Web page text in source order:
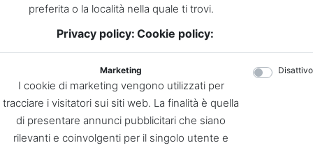
preferita o la località nella quale ti trovi.
Privacy policy: Cookie policy:
Marketing
I cookie di marketing vengono utilizzati per
tracciare i visitatori sui siti web. La finalità è quella
di presentare annunci pubblicitari che siano
rilevanti e coinvolgenti per il singolo utente e
Disattivo